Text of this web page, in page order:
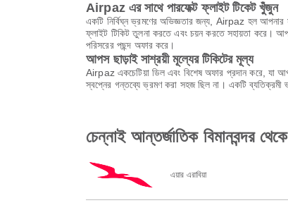
Airpaz এর সাথে পারফেক্ট ফ্লাইট টিকেট খুঁজুন
একটি নির্বিঘ্ন ভ্রমণের অভিজ্ঞতার জন্য, Airpaz হল আপনার
ফ্লাইট টিকিট তুলনা করতে এবং চয়ন করতে সহায়তা করে।
পরিসরের পছন্দ অফার করে।
আপস ছাড়াই সাশ্রয়ী মূল্যের টিকিটের মূল্য
Airpaz একচেটিয়া ডিল এবং বিশেষ অফার প্রদান করে, যা
স্বপ্নের গন্তব্যে ভ্রমণ করা সহজ ছিল না। একটি
চেন্নাই আন্তর্জাতিক
এয়ার এরাবিয়া